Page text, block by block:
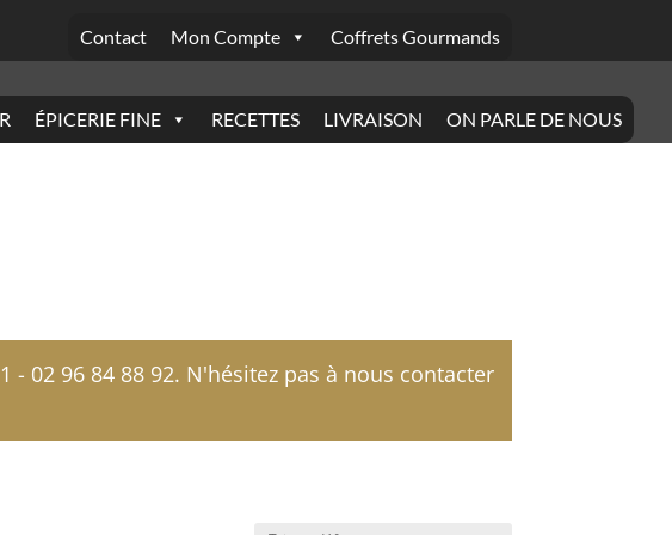
Contact Mon Compte Coffrets Gourmands
ÉPICERIE FINE RECETTES LIVRAISON ON PARLE DE NOUS
02 96 84 88 92. N'hésitez pas à nous contacter